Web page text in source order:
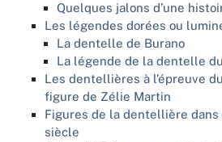
Quelques jalons d’une
Les légendes dorées ou
La dentelle de Burano
La légende de la dentelle
Les dentellières à l’épreuve
figure de Zélie Martin
Figures de la dentellière
siècle